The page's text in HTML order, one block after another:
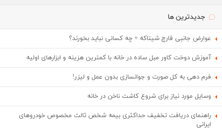
جدیدترین ها
عوارض جانبی قارچ شیتاکه + چه کسانی نباید بخورند؟
آموزش دوخت کاور مبل ساده در خانه با کمترین هزینه و ابزارهای اولیه
فرم دهی به کل صورت و جوانسازی بدون عمل و لیزر!
وسایل مورد نیاز برای شروع کاشت ناخن در خانه
راهنمای دریافت تخفیف حداکثری بیمه شخص ثالث مخصوص خودروهای
ایرانی